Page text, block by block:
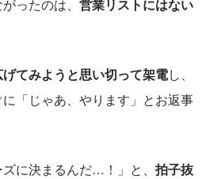
ったのは、 営業リストにはない
てみようと思い切って架電し、
「じゃあ、やります」とお返事
に決まるんだ…！」と、 拍子抜